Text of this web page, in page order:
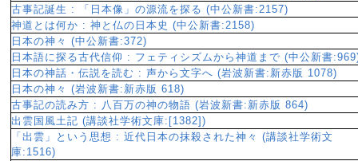
古事記誕生 : 「日本像」の源流を探る (中公新書:2157)
神道とは何か : 神と仏の日本史 (中公新書:2158)
日本の神々 (中公新書:372)
日本語に探る古代信仰 : フェティシズムから神道まで (中公新書
日本の神話・伝説を読む : 声から文字へ (岩波新書:新赤版 1078)
日本の神々 (岩波新書:新赤版 618)
古事記の読み方 : 八百万の神の物語 (岩波新書:新赤版 864)
出雲国風土記 (講談社学術文庫:[1382])
「出雲」という思想 : 近代日本の抹殺された神々 (講談社学術文
庫:1516)